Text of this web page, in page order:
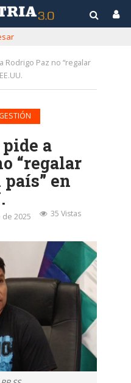
Rodrigo Paz no “regalar
GESTIÓN
a
“regalar
en
2025 35 Vistas